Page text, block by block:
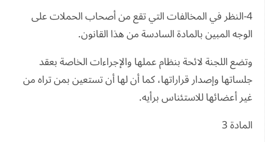
4-النظر في المخالفات التي تقع من أصحاب الحملات على
الوجه المبين بالمادة السادسة من هذا القانون.
وتضع اللجنة لائحة بنظام عملها والإجراءات الخاصة بعقد
جلساتها وإصدار قراراتها، كما أن لها أن تستعين بمن تراه من
غير أعضائها للاستئناس برأيه.
المادة 3